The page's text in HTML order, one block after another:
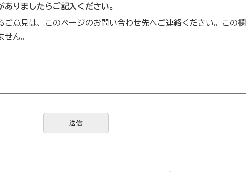
りましたらご記入ください。
ご意見は、このページのお問い合わせ先へご連絡ください。この欄
ん。